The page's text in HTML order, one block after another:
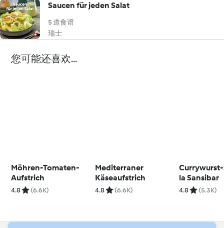
Saucen für jeden Salat
5 道食谱
瑞士
您可能还喜欢...
Möhren-Tomaten-
Aufstrich
4.8 (6.6K)
Mediterraner
Käseaufstrich
4.8 (6.6K)
Currywurst-
la Sansibar
4.8 (5.3K)